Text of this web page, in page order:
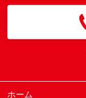
ホーム